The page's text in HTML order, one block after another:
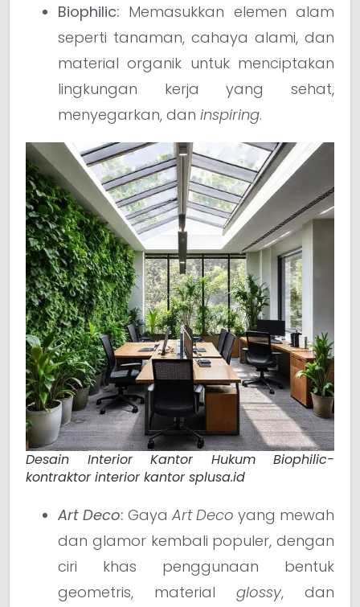
Biophilic: Memasukkan elemen alam
seperti tanaman, cahaya alami, dan
material organik untuk menciptakan
lingkungan kerja yang sehat,
menyegarkan, dan inspiring.
Desain Interior Kantor Hukum Biophilic-
kontraktor interior kantor splusa.id
Art Deco: Gaya Art Deco yang mewah
dan glamor kembali populer, dengan
ciri khas penggunaan bentuk
geometris, material glossy, dan